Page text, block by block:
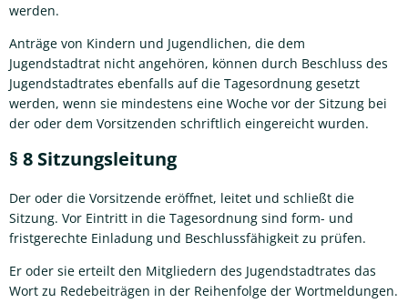
werden.
Anträge von Kindern und Jugendlichen, die dem
Jugendstadtrat nicht angehören, können durch Beschluss des
Jugendstadtrates ebenfalls auf die Tagesordnung gesetzt
werden, wenn sie mindestens eine Woche vor der Sitzung bei
der oder dem Vorsitzenden schriftlich eingereicht wurden.
§ 8 Sitzungsleitung
Der oder die Vorsitzende eröffnet, leitet und schließt die
Sitzung. Vor Eintritt in die Tagesordnung sind form- und
fristgerechte Einladung und Beschlussfähigkeit zu prüfen.
Er oder sie erteilt den Mitgliedern des Jugendstadtrates das
Wort zu Redebeiträgen in der Reihenfolge der Wortmeldungen.